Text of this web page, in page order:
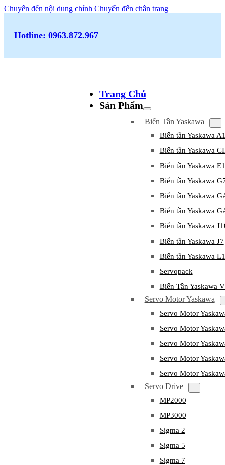
Chuyển đến nội dung chính Chuyển đến chân trang
Hotline: 0963.872.967
Trang Chủ
Sản Phẩm
Biến Tần Yaskawa
Biến tần Yaskawa
Biến tần Yaskawa
Biến tần Yaskawa
Biến tần Yaskawa
Biến tần Yaskawa
Biến tần Yaskawa
Biến tần Yaskawa
Biến tần Yaskawa J7
Biến tần Yaskawa
Servopack
Biến Tần Yaskawa
Servo Motor Yaskawa
Servo Motor
Servo Motor
Servo Motor
Servo Motor
Servo Motor
Servo Drive
MP2000
MP3000
Sigma 2
Sigma 5
Sigma 7